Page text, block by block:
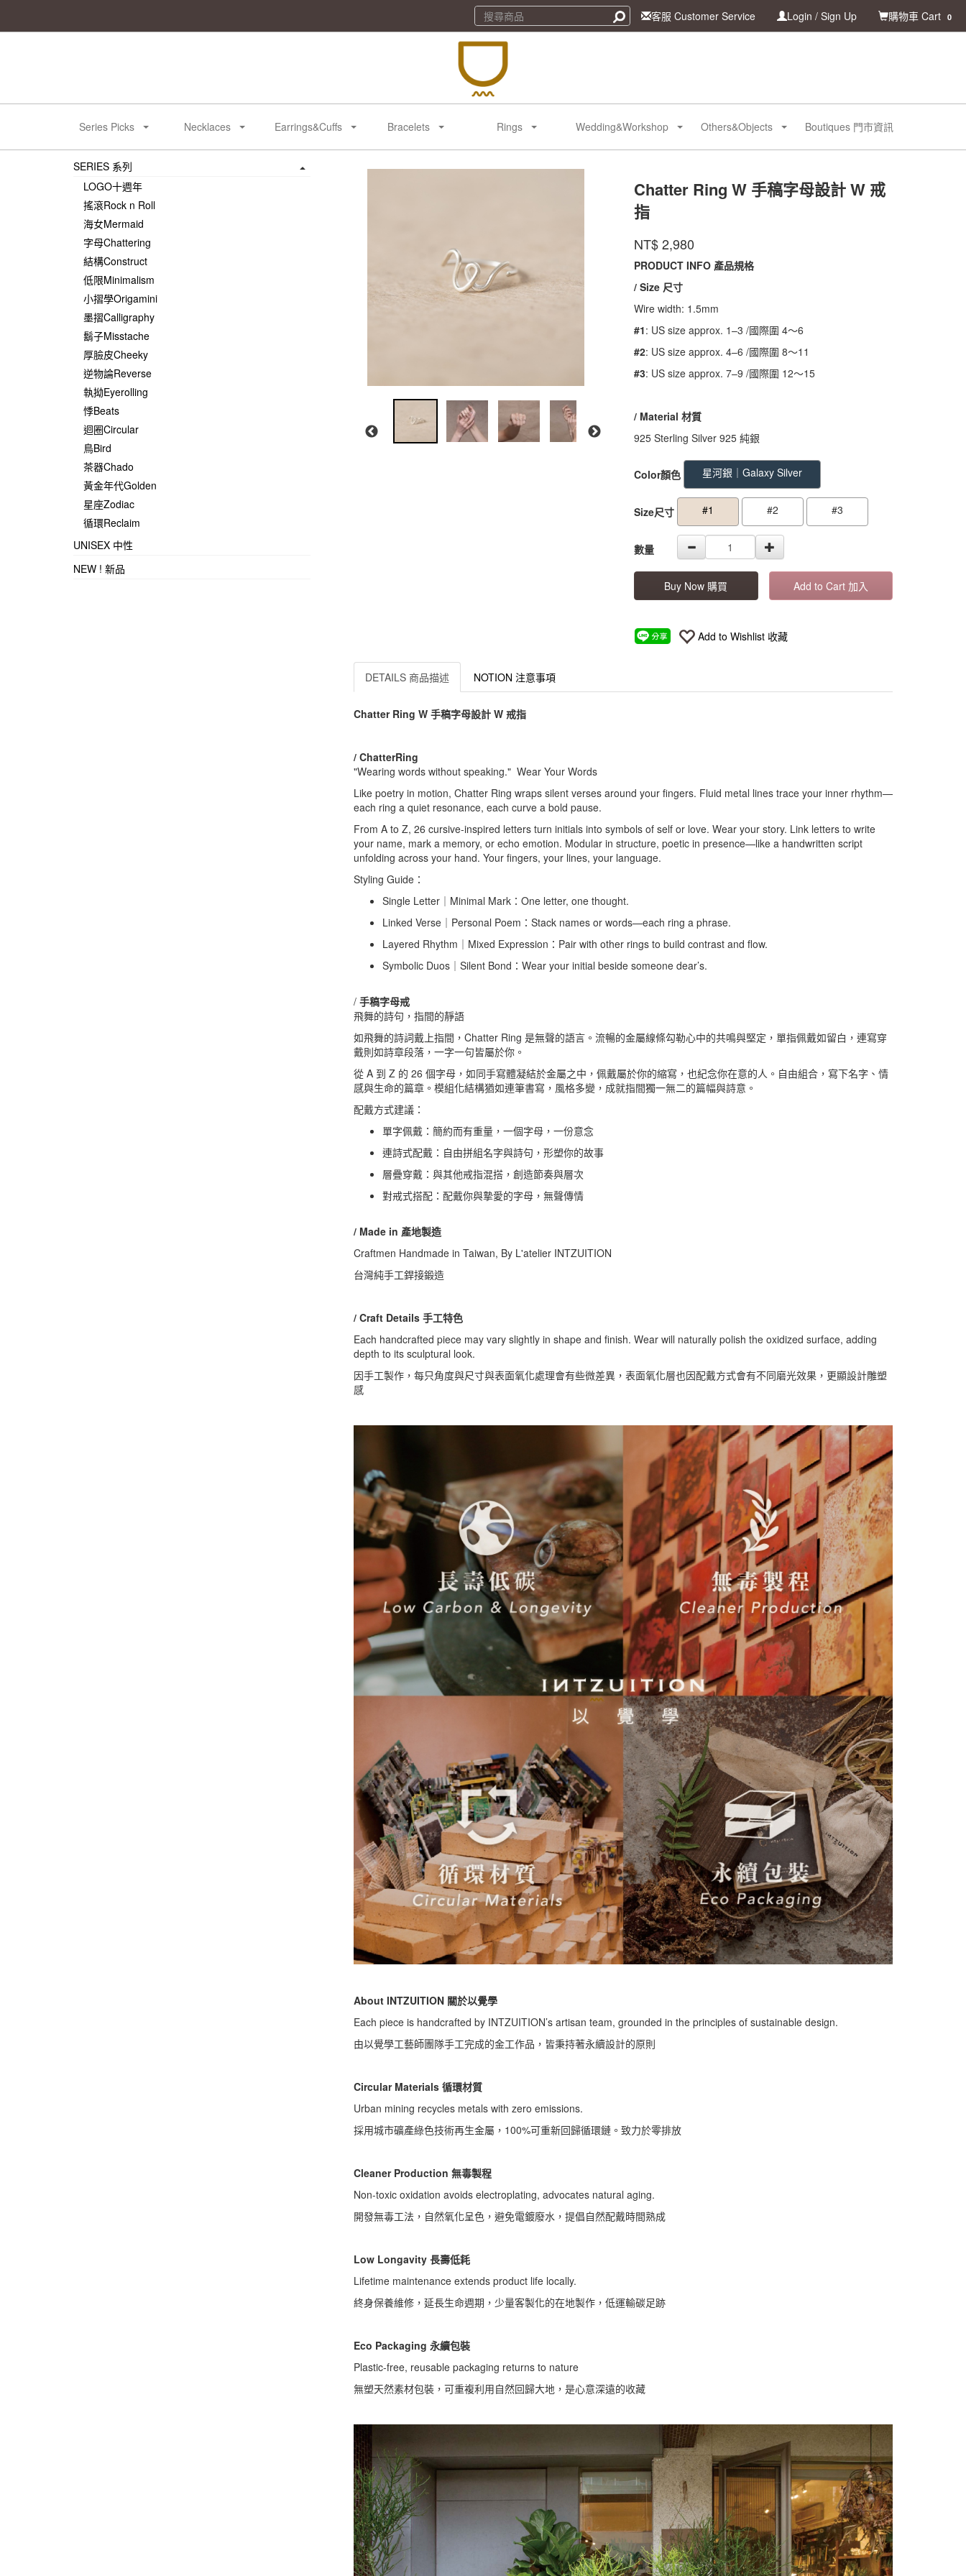
購物車 Cart 0
Login / Sign Up
客服 Customer Service
Series Picks Necklaces Earrings&Cuffs Bracelets Rings Wedding&Workshop Others&Objects Boutiques 門市資訊
SERIES 系列
LOGO十週年
搖滾Rock n Roll
海女Mermaid
字母Chattering
結構Construct
低限Minimalism
小摺學Origamini
墨摺Calligraphy
鬍子Misstache
厚臉皮Cheeky
逆物論Reverse
執拗Eyerolling
悸Beats
迴圈Circular
鳥Bird
茶器Chado
黃金年代Golden
星座Zodiac
循環Reclaim
UNISEX 中性
NEW ! 新品
Chatter Ring W 手稿字母設計 W 戒
指
商品代號
WSR01
CR-
品牌 INTZUITION
NT$2,980
PRODUCT INFO 產品規格
/ Size 尺寸
Wire width: 1.5mm
#1: US size approx. 1–3 /國際圍 4～6
#2: US size approx. 4–6 /國際圍 8～11
#3: US size approx. 7–9 /國際圍 12～15
/ Material 材質
925 Sterling Silver 925 純銀
GOODS000000000000000000613
GOODS000000000000000000612
Color顏色 星河銀｜Galaxy Silver
Size尺寸 #1 #2 #3
數量
Buy Now 購買 Add to Cart 加入
Add to Wishlist 收藏
DETAILS 商品描述 NOTION 注意事項
Chatter Ring W 手稿字母設計 W 戒指
/ ChatterRing
"Wearing words without speaking." Wear Your Words
Like poetry in motion, Chatter Ring wraps silent verses around your fingers. Fluid metal lines trace your inner rhythm—
each ring a quiet resonance, each curve a bold pause.
From A to Z, 26 cursive-inspired letters turn initials into symbols of self or love. Wear your story. Link letters to write
your name, mark a memory, or echo emotion. Modular in structure, poetic in presence—like a handwritten script
unfolding across your hand. Your fingers, your lines, your language.
Styling Guide：
Single Letter｜Minimal Mark：One letter, one thought.
Linked Verse｜Personal Poem：Stack names or words—each ring a phrase.
Layered Rhythm｜Mixed Expression：Pair with other rings to build contrast and flow.
Symbolic Duos｜Silent Bond：Wear your initial beside someone dear’s.
/ 手稿字母戒
飛舞的詩句，指間的靜語
如飛舞的詩詞戴上指間，Chatter Ring 是無聲的語言。流暢的金屬線條勾勒心中的共鳴與堅定，單指佩戴如留白，連寫穿
戴則如詩章段落，一字一句皆屬於你。
從 A 到 Z 的 26 個字母，如同手寫體凝結於金屬之中，佩戴屬於你的縮寫，也紀念你在意的人。自由組合，寫下名字、情
感與生命的篇章。模組化結構猶如連筆書寫，風格多變，成就指間獨一無二的篇幅與詩意。
配戴方式建議：
單字佩戴：簡約而有重量，一個字母，一份意念
連詩式配戴：自由拼組名字與詩句，形塑你的故事
層疊穿戴：與其他戒指混搭，創造節奏與層次
對戒式搭配：配戴你與摯愛的字母，無聲傳情
/ Made in 產地製造
Craftmen Handmade in Taiwan, By L'atelier INTZUITION
台灣純手工銲接鍛造
/ Craft Details 手工特色
Each handcrafted piece may vary slightly in shape and finish. Wear will naturally polish the oxidized surface, adding
depth to its sculptural look.
因手工製作，每只角度與尺寸與表面氧化處理會有些微差異，表面氧化層也因配戴方式會有不同磨光效果，更顯設計雕塑
感
About INTZUITION 關於以覺學
Each piece is handcrafted by INTZUITION’s artisan team, grounded in the principles of sustainable design.
由以覺學工藝師團隊手工完成的金工作品，皆秉持著永續設計的原則
Circular Materials 循環材質
Urban mining recycles metals with zero emissions.
採用城市礦產綠色技術再生金屬，100%可重新回歸循環鏈。致力於零排放
Cleaner Production 無毒製程
Non-toxic oxidation avoids electroplating, advocates natural aging.
開發無毒工法，自然氧化呈色，避免電鍍廢水，提倡自然配戴時間熟成
Low Longavity 長壽低耗
Lifetime maintenance extends product life locally.
終身保養維修，延長生命週期，少量客製化的在地製作，低運輸碳足跡
Eco Packaging 永續包裝
Plastic-free, reusable packaging returns to nature
無塑天然素材包裝，可重複利用自然回歸大地，是心意深遠的收藏